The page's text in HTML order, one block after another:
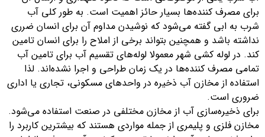
برای مصرف کننده‌ها بسیار حائز اهمیت است. به طور کلی آب
شرب به ابی گفته می‌شود که نوشیدن مداوم آن برای انسان ضرری
نداشته باشد و همچنین بتواند برخی از املاح را برای انسان تامین
کند. در لوله کشی شهر معمولا لوله‌های تقسیم آب برای تامین آب
تمامی مصرف کننده‌ها در یک زمان طراحی و اجرا نشده‌اند. لذا
استفاده از مخازن آب ذخیره در واحد‌های مسکونی، تجاری یا اداری
ضروری است.
برای ذخیره‌سازی آب از مخازن مختلفی در صنعت استفاده می‌شود.
مخازن فلزی و پلیمری از جمله مواردی هستند که بیشترین کاربرد را